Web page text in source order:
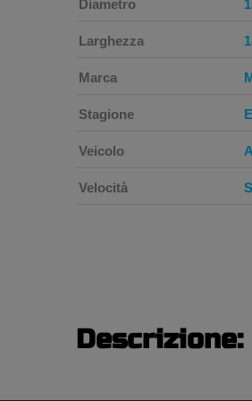
Diametro
Larghezza
Marca
Stagione
Veicolo
Velocità S
Descrizione: